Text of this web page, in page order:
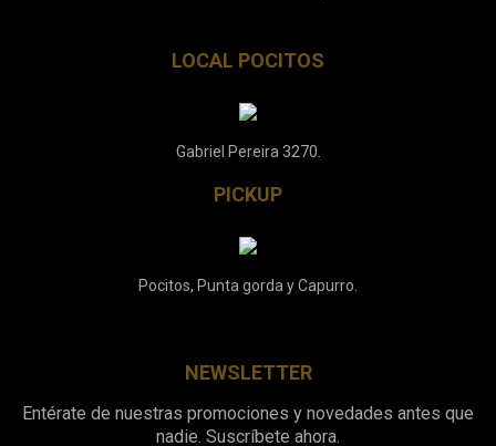
LOCAL POCITOS
Gabriel Pereira 3270.
PICKUP
Pocitos, Punta gorda y Capurro.
NEWSLETTER
Entérate de nuestras promociones y novedades antes que
nadie. Suscríbete ahora.